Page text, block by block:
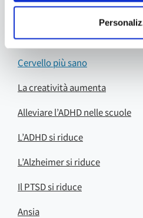
Cervello più sano
La creatività aumenta
Alleviare l’ADHD nelle scuole
L’ADHD si riduce
L’Alzheimer si riduce
Il PTSD si riduce
Ansia